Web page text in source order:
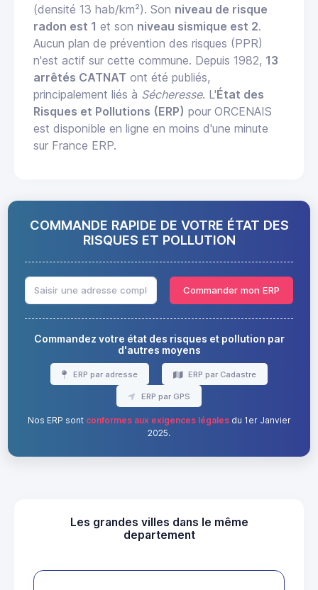
(densité 13 hab/km²). Son niveau de risque
radon est 1 et son niveau sismique est 2.
Aucun plan de prévention des risques (PPR)
n'est actif sur cette commune. Depuis 1982, 13
arrêtés CATNAT ont été publiés,
principalement liés à Sécheresse. L'État des
Risques et Pollutions (ERP) pour ORCENAIS
est disponible en ligne en moins d'une minute
sur France ERP.
COMMANDE RAPIDE DE VOTRE ÉTAT DES
RISQUES ET POLLUTION
Commander mon ERP
Commandez votre état des risques et pollution par
d'autres moyens
ERP par adresse ERP par Cadastre
ERP par GPS
Nos ERP sont conformes aux exigences légalesdu 1er Janvier
2025.
Les grandes villes dans le même
departement